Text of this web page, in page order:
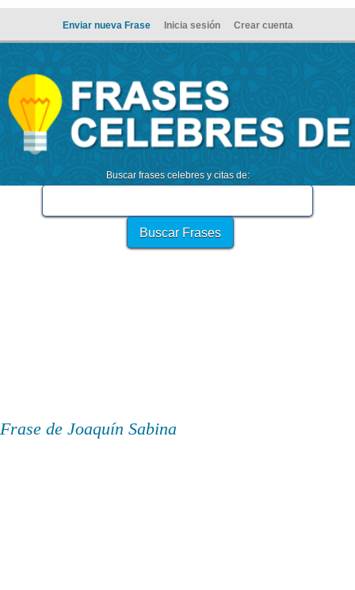
Enviar nueva Frase Inicia sesión Crear cuenta
Buscar frases celebres y citas de:
Frase de Joaquín Sabina